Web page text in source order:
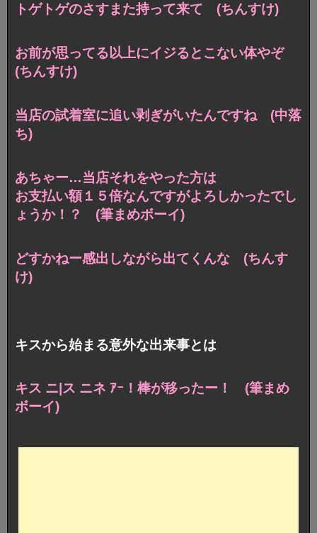
トゲトゲのさすまた持って来て (ちんすけ)
お前が思ってる以上にイジるとこない体やぞ
(ちんすけ)
当店の試着室に追い剥ぎがいたんですね (中落
ち)
あちゃー…当店それをやった方は
お支払い額１５倍なんですがよろしかったでし
ょうか！？ (筆まめボーイ)
どすかねー感出しながら出てくんな (ちんす
け)
キスから始まる意外な出来事とは
キス ニ|ス ニネ ｱｰ！棒が移ったー！ (筆まめ
ボーイ)